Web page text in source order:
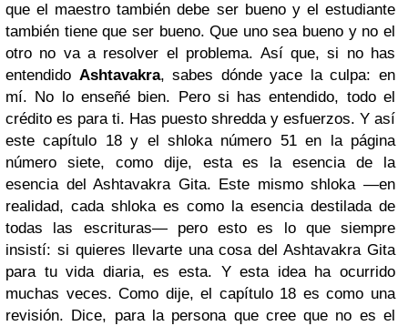
que el maestro también debe ser bueno y el estudiante
también tiene que ser bueno. Que uno sea bueno y no el
otro no va a resolver el problema. Así que, si no has
entendido Ashtavakra, sabes dónde yace la culpa: en
mí. No lo enseñé bien. Pero si has entendido, todo el
crédito es para ti. Has puesto shredda y esfuerzos. Y así
este capítulo 18 y el shloka número 51 en la página
número siete, como dije, esta es la esencia de la
esencia del Ashtavakra Gita. Este mismo shloka —en
realidad, cada shloka es como la esencia destilada de
todas las escrituras— pero esto es lo que siempre
insistí: si quieres llevarte una cosa del Ashtavakra Gita
para tu vida diaria, es esta. Y esta idea ha ocurrido
muchas veces. Como dije, el capítulo 18 es como una
revisión. Dice, para la persona que cree que no es el